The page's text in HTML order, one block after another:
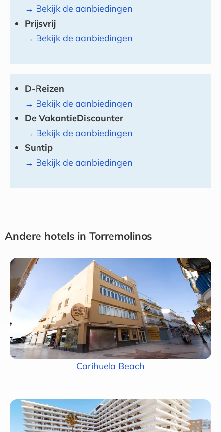
→ Bekijk de aanbiedingen
Prijsvrij
→ Bekijk de aanbiedingen
D-Reizen
→ Bekijk de aanbiedingen
De VakantieDiscounter
→ Bekijk de aanbiedingen
Suntip
→ Bekijk de aanbiedingen
Andere hotels in Torremolinos
Carihuela Beach